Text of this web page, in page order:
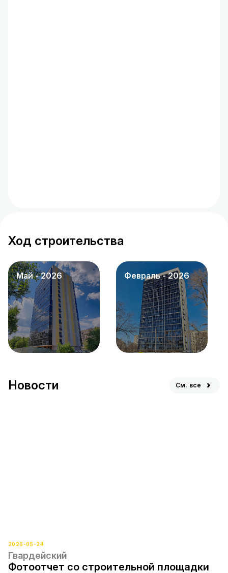
Ход строительства
май - 2026 февраль - 2026
Новости См. все
2026-05-24
Гвардейский
Фотоотчет со строительной площадки